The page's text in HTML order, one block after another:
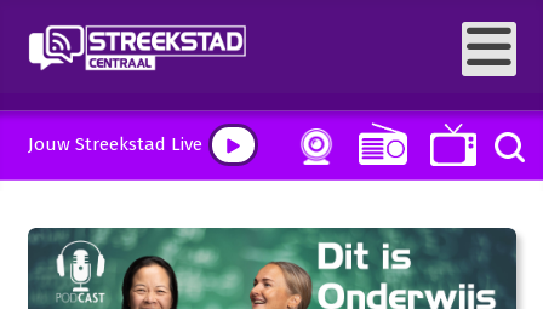
Jouw Streekstad Live